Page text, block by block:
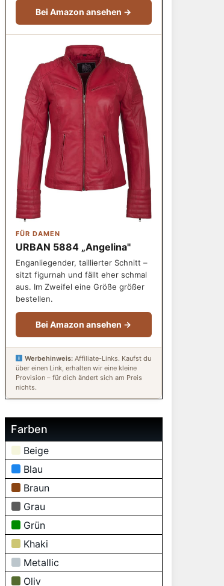
Bei Amazon ansehen →
FÜR DAMEN
URBAN 5884 „Angelina"
Enganliegender, taillierter Schnitt –
sitzt figurnah und fällt eher schmal
aus. Im Zweifel eine Größe größer
bestellen.
Bei Amazon ansehen →
Werbehinweis: Affiliate-Links. Kaufst du
über einen Link, erhalten wir eine kleine
Provision – für dich ändert sich am Preis
nichts.
Farben
Beige
Blau
Braun
Grau
Grün
Khaki
Metallic
Oliv